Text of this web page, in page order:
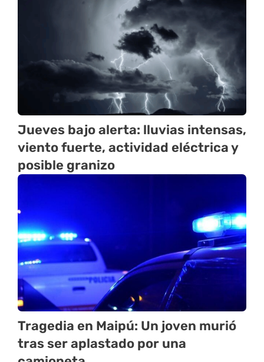
Jueves bajo alerta: lluvias intensas,
viento fuerte, actividad eléctrica y
posible granizo
Tragedia en Maipú: Un joven murió
tras ser aplastado por una